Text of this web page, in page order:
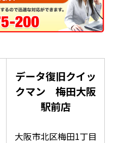
データ復旧クイッ
クマン 梅田大阪
駅前店
大阪市北区梅田1丁目